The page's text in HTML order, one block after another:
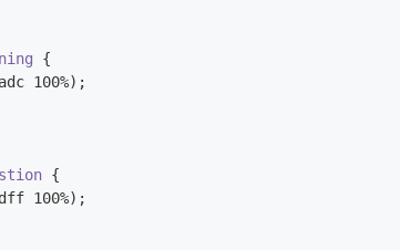
{
100%);
{
100%);